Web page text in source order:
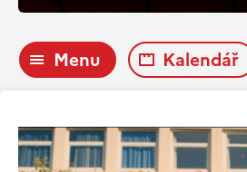
Menu Kalendář